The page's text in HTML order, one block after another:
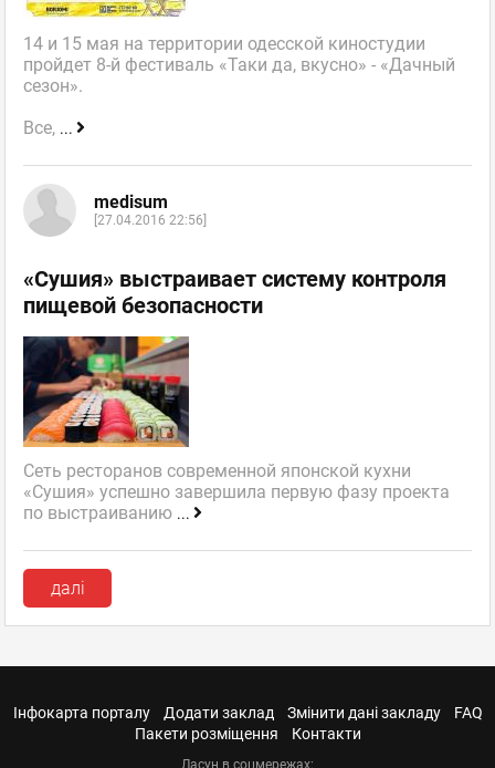
14 и 15 мая на территории одесской киностудии
пройдет 8-й фестиваль «Таки да, вкусно» - «Дачный
сезон».
Все, ...
medisum
[27.04.2016 22:56]
«Сушия» выстраивает систему контроля
пищевой безопасности
Сеть ресторанов современной японской кухни
«Сушия» успешно завершила первую фазу проекта
по выстраиванию ...
далі
Інфокарта порталу Додати заклад Змінити дані закладу
FAQ
Пакети розміщення
Контакти
Ласун в соцмережах: